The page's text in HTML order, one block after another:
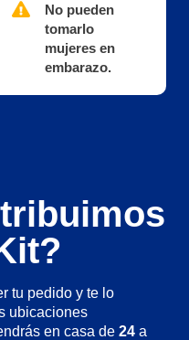
No pueden
tomarlo
mujeres en
embarazo.
tu pedido y te lo
ubicaciones
en casa de 24 a